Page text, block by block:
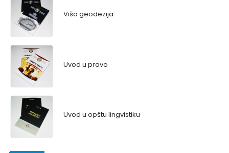
Viša geodezija
Uvod u pravo
Uvod u opštu lingvistiku